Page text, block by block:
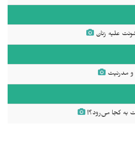
علیه زنان
و مدرنیت
به کجا می‌رود؟!